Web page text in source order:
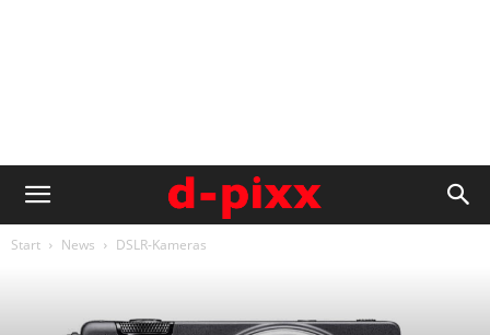
Start News DSLR-Kameras